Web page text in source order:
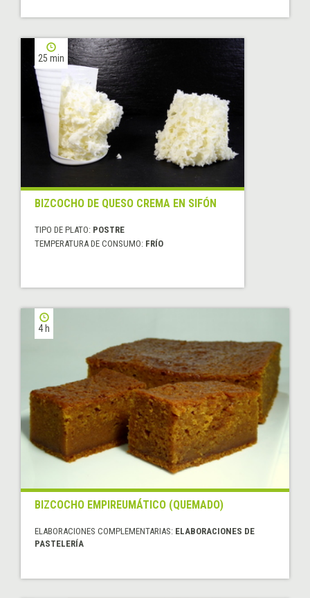
25 min
BIZCOCHO DE QUESO CREMA EN SIFÓN
TIPO DE PLATO: POSTRE
TEMPERATURA DE CONSUMO: FRÍO
4 h
BIZCOCHO EMPIREUMÁTICO (QUEMADO)
ELABORACIONES COMPLEMENTARIAS: ELABORACIONES DE
PASTELERÍA